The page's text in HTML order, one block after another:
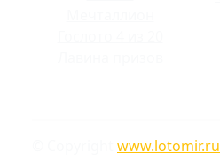
www.lotomir.ru